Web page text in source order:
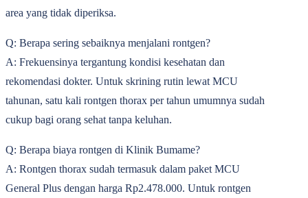
area yang tidak diperiksa.
Q: Berapa sering sebaiknya menjalani rontgen?
A: Frekuensinya tergantung kondisi kesehatan dan
rekomendasi dokter. Untuk skrining rutin lewat MCU
tahunan, satu kali rontgen thorax per tahun umumnya sudah
cukup bagi orang sehat tanpa keluhan.
Q: Berapa biaya rontgen di Klinik Bumame?
A: Rontgen thorax sudah termasuk dalam paket MCU
General Plus dengan harga Rp2.478.000. Untuk rontgen